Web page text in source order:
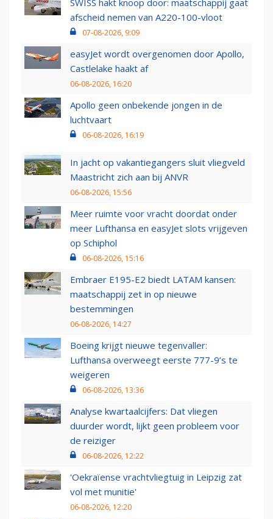
afscheid nemen van A220-100-vloot
07-08-2026, 9:09
easyJet wordt overgenomen door Apollo,
Castlelake haakt af
06-08-2026, 16:20
Apollo geen onbekende jongen in de
luchtvaart
06-08-2026, 16:19
In jacht op vakantiegangers sluit vliegveld
Maastricht zich aan bij ANVR
06-08-2026, 15:56
Meer ruimte voor vracht doordat onder
meer Lufthansa en easyJet slots vrijgeven
op Schiphol
06-08-2026, 15:16
Embraer E195-E2 biedt LATAM kansen:
maatschappij zet in op nieuwe
bestemmingen
06-08-2026, 14:27
Boeing krijgt nieuwe tegenvaller:
Lufthansa overweegt eerste 777-9’s te
weigeren
06-08-2026, 13:36
Analyse kwartaalcijfers: Dat vliegen
duurder wordt, lijkt geen probleem voor
de reiziger
06-08-2026, 12:22
'Oekraïense vrachtvliegtuig in Leipzig zat
vol met munitie'
06-08-2026, 12:20